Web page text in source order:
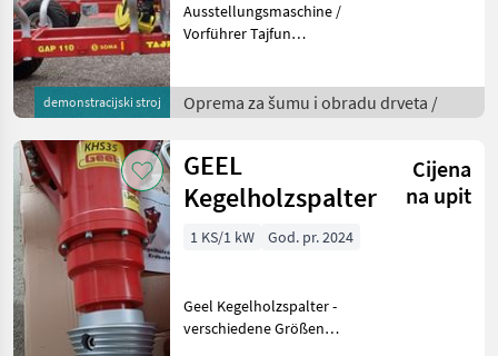
demonstracijski stroj
Ausstellungsmaschine /
Vorführer Tajfun
15, 5 14PR mit 8 Loch
Forstfelge, Ventilschutz und
Oprema za šumu i obradu drveta /
GEEL
Kegelholzspalter
Cijena
na upit
1 KS/1 kW God. pr. 2024
Geel Kegelholzspalter -
verschiedene Größen